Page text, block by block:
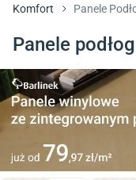
Komfort Panele
Panele